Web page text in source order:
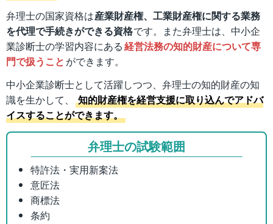
弁理士の国家資格は産業財産権、工業財産権に関する業務
を代理で手続きができる資格です。また弁理士は、中小企
業診断士の学習内容にある経営法務の知的財産について専
門で扱うこと ができます。
中小企業診断士として活躍しつつ、弁理士の知的財産の知
識を生かして、
知的財産権を経営支援に取り込んでアドバ
イスすることができます。
弁理士の試験範囲
特許法・実用新案法
意匠法
商標法
条約